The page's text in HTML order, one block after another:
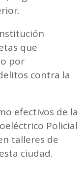
que
por
contra la
efectivos de la
Policial
talleres de
ciudad.